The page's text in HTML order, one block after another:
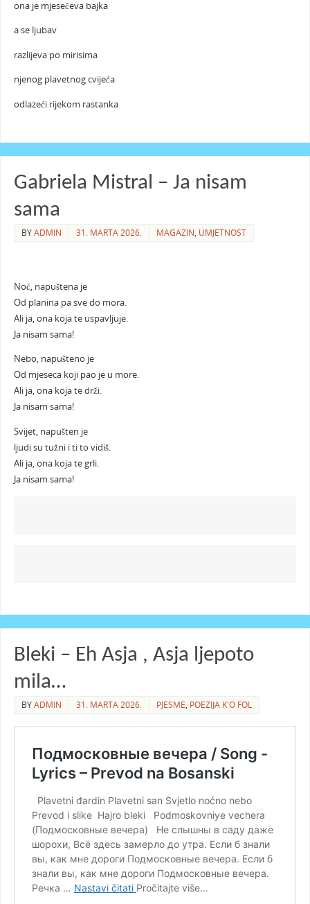
ona je mjesečeva bajka
a se ljubav
razlijeva po mirisima
njenog plavetnog cvijeća
odlazeći rijekom rastanka
Gabriela Mistral – Ja nisam
sama
BYADMIN 31. MARTA 2026. MAGAZIN, UMJETNOST
Noć, napuštena je
Od planina pa sve do mora.
Ali ja, ona koja te uspavljuje.
Ja nisam sama!
Nebo, napušteno je
Od mjeseca koji pao je u more.
Ali ja, ona koja te drži.
Ja nisam sama!
Svijet, napušten je
ljudi su tužni i ti to vidiš.
Ali ja, ona koja te grli.
Ja nisam sama!
Bleki – Eh Asja , Asja ljepoto
mila…
BYADMIN 31. MARTA 2026. PJESME, POEZIJA K'O FOL